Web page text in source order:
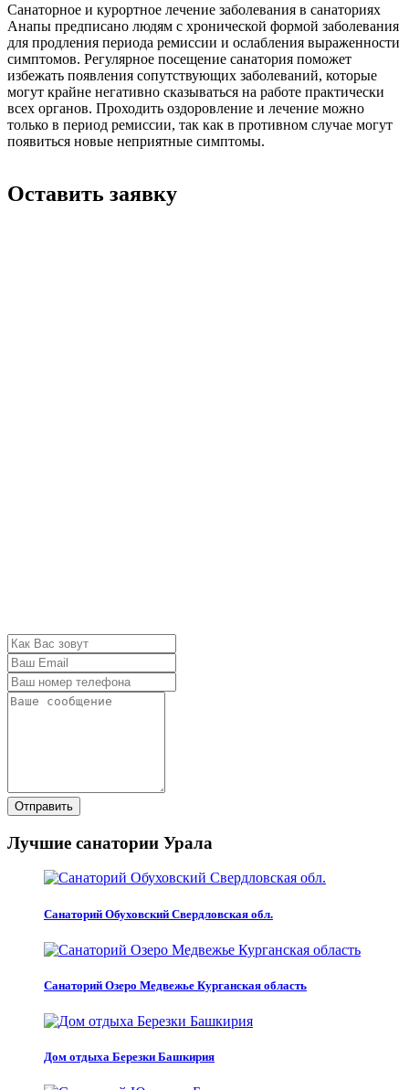
Санаторное и курортное лечение заболевания в санаториях
Анапы предписано людям с хронической формой заболевания
для продления периода ремиссии и ослабления выраженности
симптомов. Регулярное посещение санатория поможет
избежать появления сопутствующих заболеваний, которые
могут крайне негативно сказываться на работе практически
всех органов. Проходить оздоровление и лечение можно
только в период ремиссии, так как в противном случае могут
появиться новые неприятные симптомы.
Оставить заявку
Отправить
Лучшие санатории Урала
Санаторий Обуховский Свердловская обл.
Санаторий Озеро Медвежье Курганская область
Дом отдыха Березки Башкирия